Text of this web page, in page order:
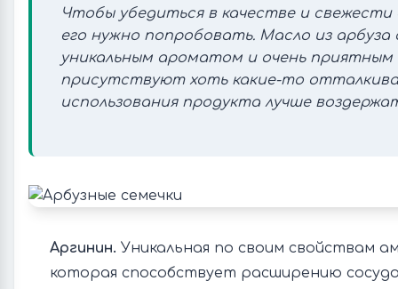
Чтобы убедиться в качестве и свежести
его нужно попробовать. Масло из арбуза
уникальным ароматом и очень приятным
присутствуют хоть какие-то
использования продукта лучше
Аргинин. Уникальная по своим свойствам
которая способствует расширению